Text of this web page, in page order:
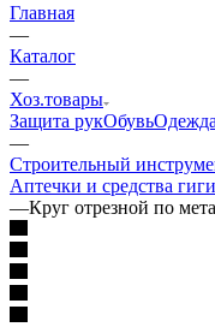
Главная
—
Каталог
—
Хоз.товары
Защита рукОбувьОдежда
—
Строительный
Аптечки и средства
—Круг отрезной по